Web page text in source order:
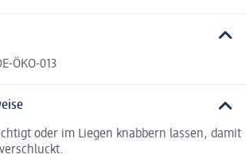
ÖKO-013
oder im Liegen knabbern lassen, damit